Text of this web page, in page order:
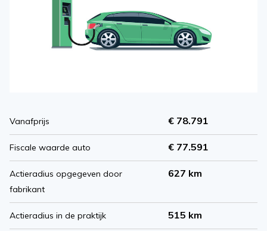
Vanafprijs € 78.791
Fiscale waarde auto € 77.591
Actieradius opgegeven door
fabrikant
627 km
Actieradius in de praktijk 515 km